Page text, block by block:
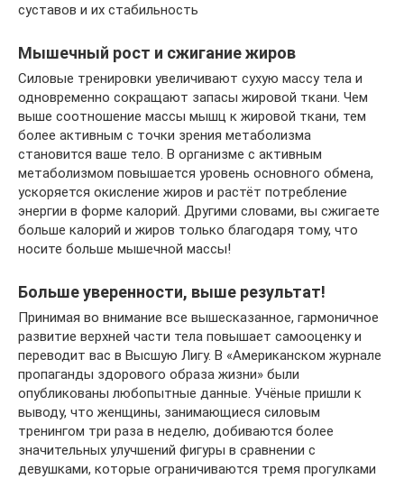
суставов и их стабильность
Мышечный рост и сжигание жиров
Силовые тренировки увеличивают сухую массу тела и
одновременно сокращают запасы жировой ткани. Чем
выше соотношение массы мышц к жировой ткани, тем
более активным с точки зрения метаболизма
становится ваше тело. В организме с активным
метаболизмом повышается уровень основного обмена,
ускоряется окисление жиров и растёт потребление
энергии в форме калорий. Другими словами, вы сжигаете
больше калорий и жиров только благодаря тому, что
носите больше мышечной массы!
Больше уверенности, выше результат!
Принимая во внимание все вышесказанное, гармоничное
развитие верхней части тела повышает самооценку и
переводит вас в Высшую Лигу. В «Американском журнале
пропаганды здорового образа жизни» были
опубликованы любопытные данные. Учёные пришли к
выводу, что женщины, занимающиеся силовым
тренингом три раза в неделю, добиваются более
значительных улучшений фигуры в сравнении с
девушками, которые ограничиваются тремя прогулками